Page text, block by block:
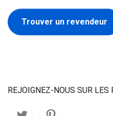
Trouver un revendeur
REJOIGNEZ-NOUS SUR LES